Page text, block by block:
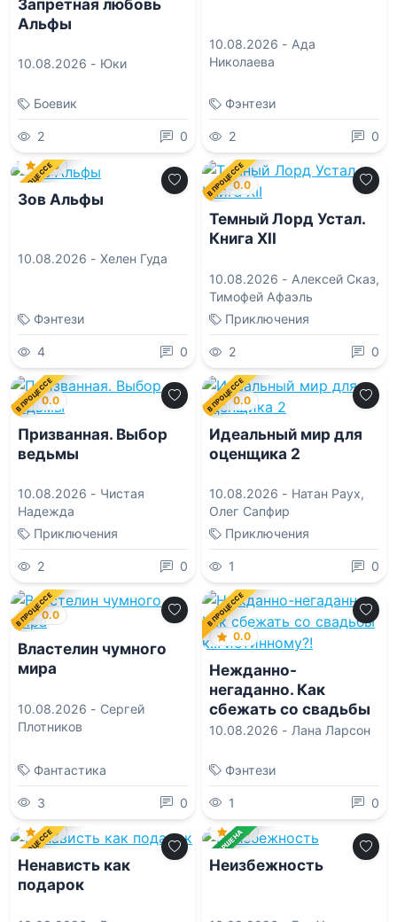
Запретная любовь
Альфы
10.08.2026 - Юки
Боевик
2 0
10.08.2026 - Ада
Николаева
Фэнтези
2 0
В ПРОЦЕССЕ
0.0
Зов Альфы
10.08.2026 - Хелен Гуда
Фэнтези
4 0
В ПРОЦЕССЕ
0.0
Темный Лорд Устал.
Книга XII
10.08.2026 - Алексей Сказ,
Тимофей Афаэль
Приключения
2 0
В ПРОЦЕССЕ
0.0
Призванная. Выбор
ведьмы
10.08.2026 - Чистая
Надежда
Приключения
2 0
В ПРОЦЕССЕ
0.0
Идеальный мир для
оценщика 2
10.08.2026 - Натан Раух,
Олег Сапфир
Приключения
1 0
В ПРОЦЕССЕ
0.0
Властелин чумного
мира
10.08.2026 - Сергей
Плотников
Фантастика
3 0
В ПРОЦЕССЕ
0.0
Нежданно-
негаданно. Как
сбежать со свадьбы
к... истинному?!
10.08.2026 - Лана Ларсон
Фэнтези
1 0
В ПРОЦЕССЕ
0.0
Ненависть как
подарок
ЗАВЕРШЕНА
0.0
Неизбежность